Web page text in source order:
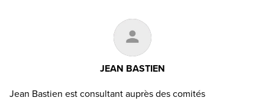
JEAN BASTIEN
Jean Bastien est consultant auprès des comités